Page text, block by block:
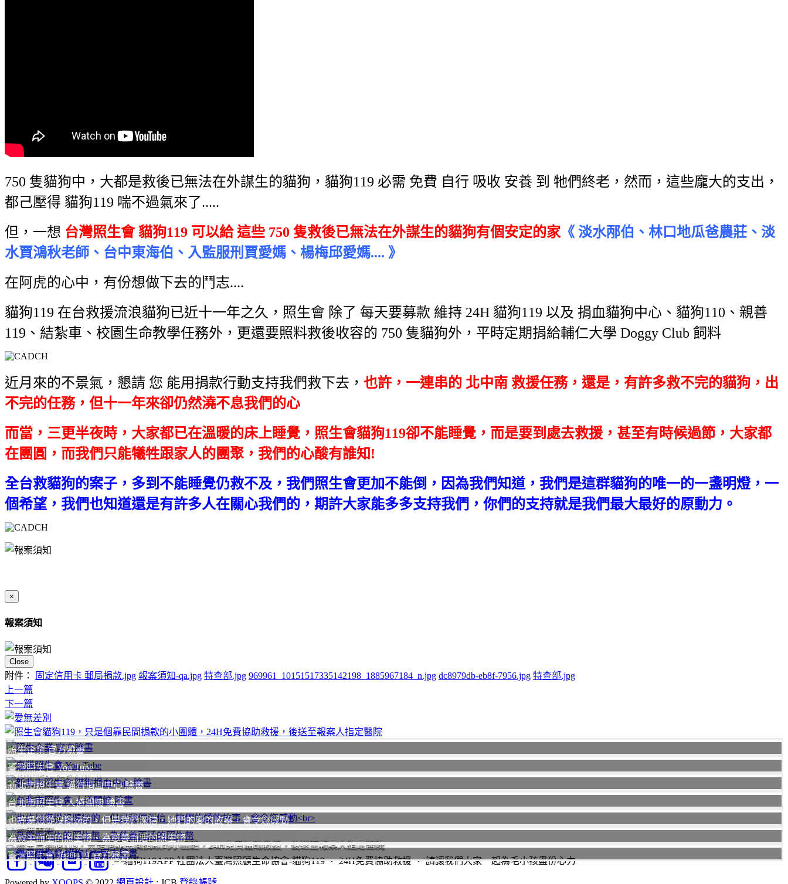
750 隻貓狗中，大都是救後已無法在外謀生的貓狗，貓狗119 必需 免費 自行 吸收 安養 到 牠們終老，然而，這些龐大的支出，
都己壓得 貓狗119 喘不過氣來了.....
但，一想 台灣照生會 貓狗119 可以給 這些 750 隻救後已無法在外謀生的貓狗有個安定的家 《 淡水邴伯、林口地瓜爸農莊、淡
水賈鴻秋老師、台中東海伯、入監服刑賈愛媽、楊梅邱愛媽.... 》
在阿虎的心中，有份想做下去的鬥志....
貓狗119 在台救援流浪貓狗已近十一年之久，照生會 除了 每天要募款 維持 24H 貓狗119 以及 捐血貓狗中心、貓狗110、親善
119、結紮車、校園生命教學任務外，更還要照料救後收容的 750 隻貓狗外，平時定期捐給輔仁大學 Doggy Club 飼料
近月來的不景氣，懇請 您 能用捐款行動支持我們救下去， 也許，一連串的 北中南 救援任務，還是，有許多救不完的貓狗，出
不完的任務，但十一年來卻仍然澆不息我們的心
而當，三更半夜時，大家都已在溫暖的床上睡覺，照生會貓狗119卻不能睡覺，而是要到處去救援，甚至有時候過節，大家都
在團圓，而我們只能犧牲跟家人的團聚，我們的心酸有誰知!
全台救貓狗的案子，多到不能睡覺仍救不及，我們照生會更加不能倒，因為我們知道，我們是這群貓狗的唯一的一盞明燈，一
個希望，我們也知道還是有許多人在關心我們的，期許大家能多多支持我們，你們的支持就是我們最大最好的原動力。
×
報案須知
Close
附件： 固定信用卡 郵局捐款.jpg 報案須知-qa.jpg 特查部.jpg 969961_10151517335142198_1885967184_n.jpg dc8979db-eb8f-7956.jpg 特查部.jpg
上一篇
下一篇
聯絡我們
愛無差別
我要
照生會貓狗119，只是個靠民間捐款的小團體，24H免費協助救援，後送至報案人指定醫院
照生企業 官方臉書
臺灣照生會 You Tube
新北市照生會 貓狗捐血中心 臉書
台北市照生會 人道關懷 臉書
也許是您從沒聽過的，但是我們深信，她們的愛的故事，會令您感動
為救生而生的照生幣、為慈善而活的照生幣
臺灣照生會 貓狗119 官方臉書
社團法人臺灣照顧生命協會-貓狗119 ‧ 24H免費協助救援 ‧ 請讓我們大家一起為毛小孩盡份心力